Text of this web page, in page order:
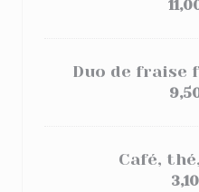
Duo de fraise
Café,